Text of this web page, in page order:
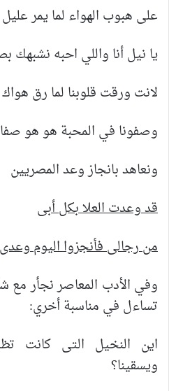
على هبوب الهواء لما يمر عليل
يا نيل أنا واللي احبه نشبهك
لانت ورقت قلوبنا لما رق هواك
وصفونا في المحبة هو هو
ونعاهد بانجاز وعد المصريين
قد وعدت العلا بكل أبى
من رجالى فأنجزوا اليوم وعدى
وفي الأدب المعاصر نجأر مع
تساءل في مناسبة أخري:
اين النخيل التى كانت
ويسقينا؟